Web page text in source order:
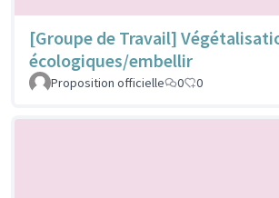
[Groupe de Travail]
écologiques/embellir
Proposition officielle 0 0